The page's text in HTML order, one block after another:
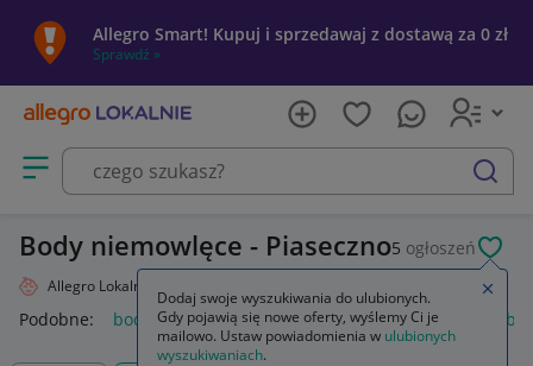
Allegro Smart! Kupuj i sprzedawaj z dostawą za 0 zł
Sprawdź »
Otwórz menu z kategoriami
szukaj
Body niemowlęce - Piaseczno5 ogłoszeń
Allegro Lokalnie Body
Podobne: body body wyszczuplające body koronkowe
Dodaj swoje wyszukiwania do ulubionych.
Gdy pojawią się nowe oferty, wyślemy Ci je
mailowo. Ustaw powiadomienia w ulubionych
wyszukiwaniach.